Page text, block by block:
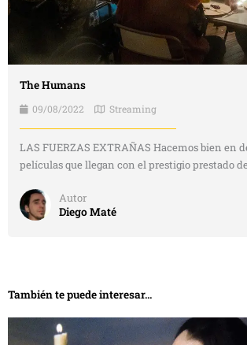
The Humans
09/08/2022 Streaming
LAS FUERZAS EXTRAÑAS Hacemos bien en
películas que llegan con el prestigio prestado
Autor
Diego Maté
También te puede interesar...